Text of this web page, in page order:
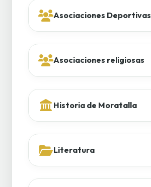
Asociaciones Deportivas
Asociaciones religiosas
Historia de Moratalla
Literatura